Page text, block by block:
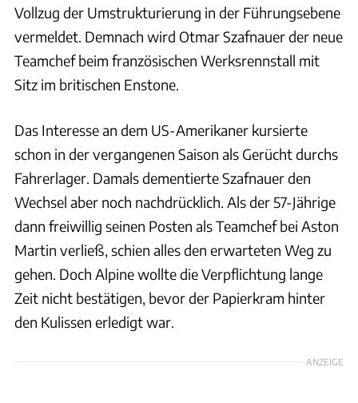
Vollzug der Umstrukturierung in der Führungsebene
vermeldet. Demnach wird Otmar Szafnauer der neue
Teamchef beim französischen Werksrennstall mit
Sitz im britischen Enstone.
Das Interesse an dem US-Amerikaner kursierte
schon in der vergangenen Saison als Gerücht durchs
Fahrerlager. Damals dementierte Szafnauer den
Wechsel aber noch nachdrücklich. Als der 57-Jährige
dann freiwillig seinen Posten als Teamchef bei Aston
Martin verließ, schien alles den erwarteten Weg zu
gehen. Doch Alpine wollte die Verpflichtung lange
Zeit nicht bestätigen, bevor der Papierkram hinter
den Kulissen erledigt war.
ANZEIGE